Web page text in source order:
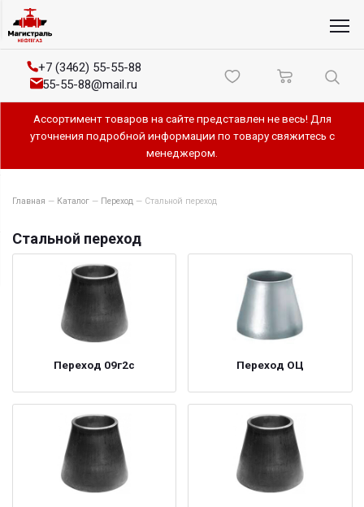
+7 (3462) 55-55-88
55-55-88@mail.ru
Ассортимент товаров на сайте представлен не весь! Для
уточнения подробной информации по товару свяжитесь с
менеджером.
Главная — Каталог — Переход — Стальной переход
Стальной переход
Переход 09г2с Переход ОЦ